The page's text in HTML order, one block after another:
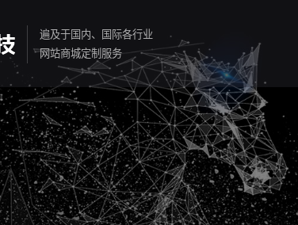
遍及于国内、国际各行业
网站商城定制服务